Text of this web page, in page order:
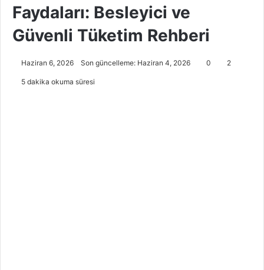
Faydaları: Besleyici ve
Güvenli Tüketim Rehberi
Haziran 6, 2026 Son güncelleme: Haziran 4, 2026 0 2
5 dakika okuma süresi